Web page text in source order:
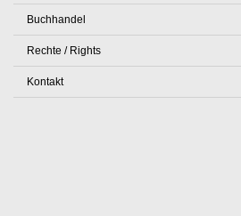
Buchhandel
Rechte / Rights
Kontakt